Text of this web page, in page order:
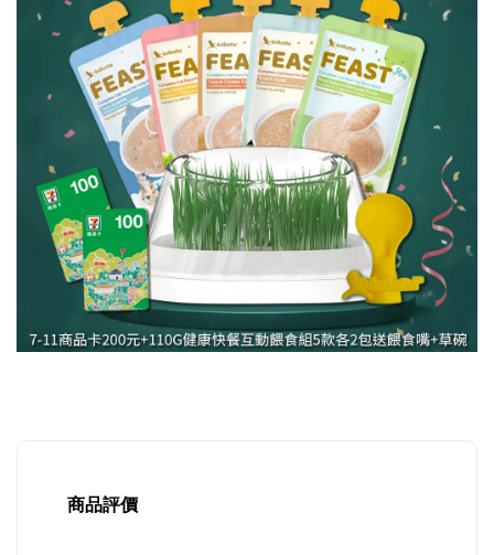
商品評價